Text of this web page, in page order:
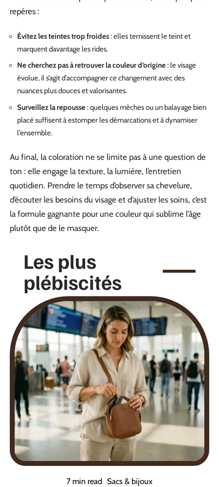
repères :
Évitez les teintes trop froides: elles ternissent le teint et
marquent davantage les rides.
Ne cherchez pas à retrouver la couleur d’origine: le visage
évolue, il s’agit d’accompagner ce changement avec des
nuances plus douces et valorisantes.
Surveillez la repousse: quelques mèches ou un balayage bien
placé suffisent à estomper les démarcations et à dynamiser
l’ensemble.
Au final, la coloration ne se limite pas à une question de
ton : elle engage la texture, la lumière, l’entretien
quotidien. Prendre le temps d’observer sa chevelure,
d’écouter les besoins du visage et d’ajuster les soins, c’est
la formule gagnante pour une couleur qui sublime l’âge
plutôt que de le masquer.
Les plus
plébiscités
7 min read Sacs & bijoux